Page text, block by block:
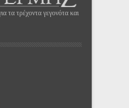
τα τρέχοντα γεγονότα και